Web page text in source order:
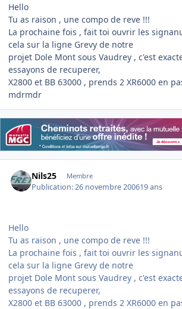
Hello
Tu as raison , une compo de reve !!!
La prochaine fois , fait toi ouvrir les
cela sur la ligne Grevy de notre
projet Dole Mont sous Vaudrey , c'est
essayons de recuperer,
X2800 et BB 63000 , prends 2 XR6000 en
mdrmdr
Nils25 Membre
Publication:26 novembre 200619 ans
Hello
Tu as raison , une compo de reve !!!
La prochaine fois , fait toi ouvrir les
cela sur la ligne Grevy de notre
projet Dole Mont sous Vaudrey , c'est
essayons de recuperer,
X2800 et BB 63000 , prends 2 XR6000 en